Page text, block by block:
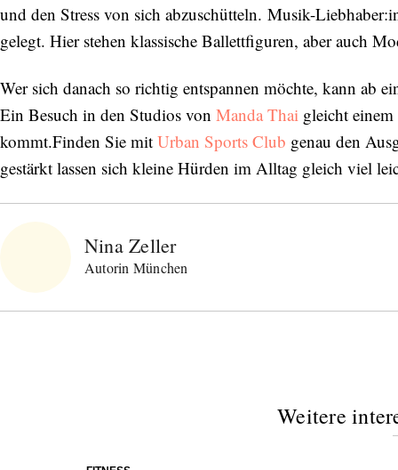
und den Stress von sich abzuschütteln. Musik-
gelegt. Hier stehen klassische Ballettfiguren, aber auch
Wer sich danach so richtig entspannen möchte, kann ab
Ein Besuch in den Studios von Manda Thai gleicht
kommt.Finden Sie mit Urban Sports Club genau den
gestärkt lassen sich kleine Hürden im Alltag gleich viel
Nina Zeller
Autorin München
Weitere